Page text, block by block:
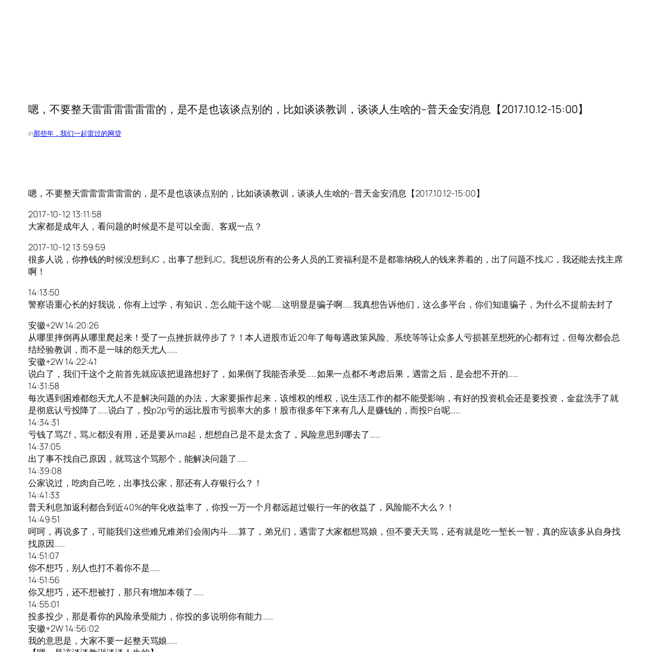
嗯，不要整天雷雷雷雷雷雷的，是不是也该谈点别的，比如谈谈教训，谈谈人生啥的–普天金安消息【2017.10.12-15:00】
in那些年，我们一起雷过的网贷
嗯，不要整天雷雷雷雷雷雷的，是不是也该谈点别的，比如谈谈教训，谈谈人生啥的–普天金安消息【2017.10.12-15:00】
2017-10-12 13:11:58
大家都是成年人，看问题的时候是不是可以全面、客观一点？
2017-10-12 13:59:59
很多人说，你挣钱的时候没想到JC，出事了想到JC。我想说所有的公务人员的工资福利是不是都靠纳税人的钱来养着的，出了问题不找JC，我还能去找主席
啊！
14:13:50
警察语重心长的好我说，你有上过学，有知识，怎么能干这个呢……这明显是骗子啊……我真想告诉他们，这么多平台，你们知道骗子，为什么不提前去封了
安徽+2W 14:20:26
从哪里摔倒再从哪里爬起来！受了一点挫折就停步了？！本人进股市近20年了每每遇政策风险、系统等等让众多人亏损甚至想死的心都有过，但每次都会总
结经验教训，而不是一味的怨天尤人……
安徽+2W 14:22:41
说白了，我们干这个之前首先就应该把退路想好了，如果倒了我能否承受……如果一点都不考虑后果，遇雷之后，是会想不开的……
14:31:58
每次遇到困难都怨天尤人不是解决问题的办法，大家要振作起来，该维权的维权，说生活工作的都不能受影响，有好的投资机会还是要投资，金盆洗手了就
是彻底认亏投降了……说白了，投p2p亏的远比股市亏损率大的多！股市很多年下来有几人是赚钱的，而投P台呢……
14:34:31
亏钱了骂Zf，骂Jc都没有用，还是要从ma起，想想自己是不是太贪了，风险意思到哪去了……
14:37:05
出了事不找自己原因，就骂这个骂那个，能解决问题了……
14:39:08
公家说过，吃肉自己吃，出事找公家，那还有人存银行么？！
14:41:33
普天利息加返利都合到近40%的年化收益率了，你投一万一个月都远超过银行一年的收益了，风险能不大么？！
14:49:51
呵呵，再说多了，可能我们这些难兄难弟们会闹内斗……算了，弟兄们，遇雷了大家都想骂娘，但不要天天骂，还有就是吃一堑长一智，真的应该多从自身找
找原因……
14:51:07
你不想巧，别人也打不着你不是……
14:51:56
你又想巧，还不想被打，那只有增加本领了……
14:55:01
投多投少，那是看你的风险承受能力，你投的多说明你有能力……
安徽+2W 14:56:02
我的意思是，大家不要一起整天骂娘……